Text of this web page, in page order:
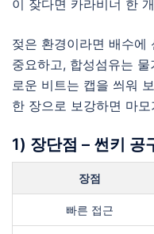
이 잦다면 카라비너 한
젖은 환경이라면 배수에
중요하고, 합성섬유는
로운 비트는 캡을 씌워
한 장으로 보강하면 마
1) 장단점 – 썬키 공
장점
빠른 접근